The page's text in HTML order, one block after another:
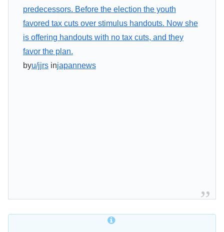
predecessors. Before the election the youth
favored tax cuts over stimulus handouts. Now she
is offering handouts with no tax cuts, and they
favor the plan.
byu/jjrsinjapannews